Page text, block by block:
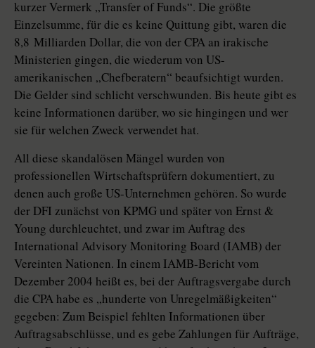
kurzer Vermerk „Transfer of Funds“. Die größte
Einzelsumme, für die es keine Quittung gibt, waren die
8,8 Milliarden Dollar, die von der CPA an irakische
Ministerien gingen, die wiederum von US-
amerikanischen „Chefberatern“ beaufsichtigt wurden.
Die Gelder sind schlicht verschwunden. Bis heute gibt es
keine Informationen darüber, wo sie hingingen und wer
sie für welchen Zweck verwendet hat.
All diese skandalösen Mängel wurden von
professionellen Wirtschaftsprüfern dokumentiert, zu
denen auch große US-Unternehmen gehören. So wurde
der DFI zunächst von KPMG und später von Ernst &
Young durchleuchtet, und zwar im Auftrag des
International Advisory Monitoring Board (IAMB) der
Vereinten Nationen. In einem IAMB-Bericht vom
Dezember 2004 heißt es, bei der Auftragsvergabe durch
die CPA habe es „hunderte von Unregelmäßigkeiten“
gegeben: Zum Beispiel fehlten Informationen über
Auftragsabschlüsse, und es gebe Zahlungen für Aufträge,